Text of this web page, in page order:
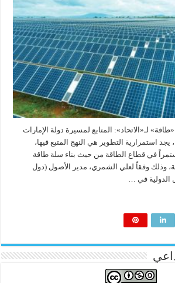
لـ«الاتحاد»: المتابع لمسيرة دولة الإمارات
يجد استمرارية التطوير هي النهج المتبع فيها،
في قطاع الطاقة من حيث بناء سلة طاقة
وذلك وفقاً لعلي الشمري، مدير الأصول (دول
الدولية في …